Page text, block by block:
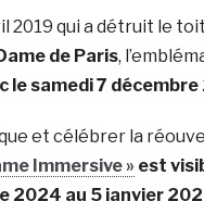
2019 qui a détruit le
de Paris,
le samedi 7
et célébrer la
Immersive » est
2024 au 5 janvier